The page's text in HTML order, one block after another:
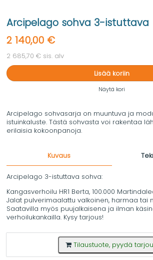
Arcipelago sohva 3-istuttava
2 140,00 €
2 685,70 € sis. alv
Lisää koriin
Näytä kori
Arcipelago sohvasarja on muuntuva ja
istuinkaluste. Tästä sohvasta voi rakentaa
erilaisia kokoonpanoja.
Kuvaus
Arcipelago 3-istuttava sohva:
Kangasverhoilu HR1 Berta, 100.000
Jalat pulverimaalattu valkoinen, harmaa tai
Saatavilla myös puujalkaisena ja ilman
verhoilukankailla. Kysy tarjous!
Tilaustuote, pyydä